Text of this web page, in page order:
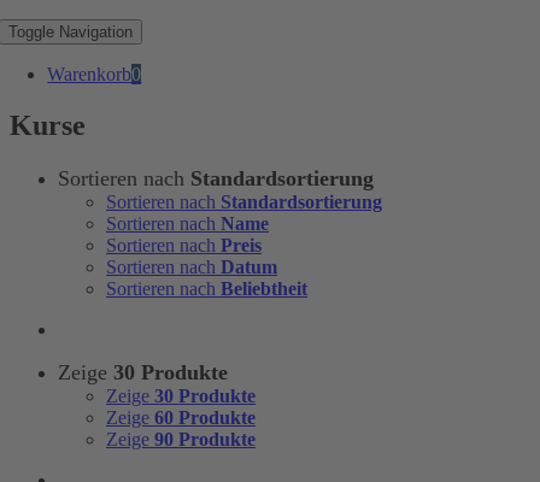
Toggle Navigation
Warenkorb0
Kurse
Sortieren nach Standardsortierung
Sortieren nach Standardsortierung
Sortieren nach Name
Sortieren nach Preis
Sortieren nach Datum
Sortieren nach Beliebtheit
Zeige 30 Produkte
Zeige 30 Produkte
Zeige 60 Produkte
Zeige 90 Produkte